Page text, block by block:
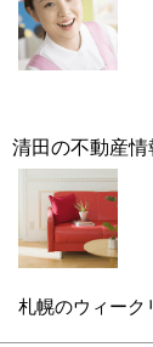
清田の不動産情
札幌のウィーク